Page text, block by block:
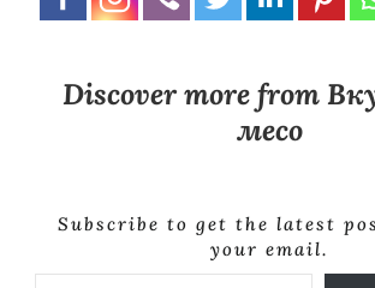
Discover more from
месо
Subscribe to get the latest
your email.
Type your email…